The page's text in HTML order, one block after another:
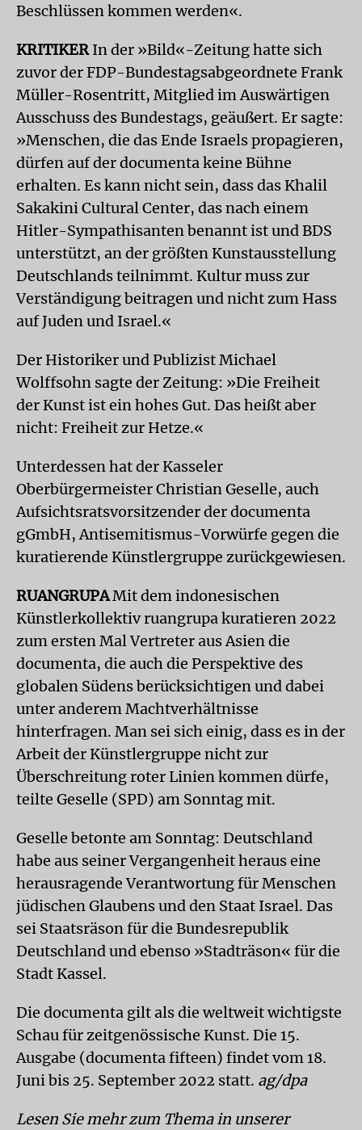
Beschlüssen kommen werden«.
KRITIKERIn der »Bild«-Zeitung hatte sich
zuvor der FDP-Bundestagsabgeordnete Frank
Müller-Rosentritt, Mitglied im Auswärtigen
Ausschuss des Bundestags, geäußert. Er sagte:
»Menschen, die das Ende Israels propagieren,
dürfen auf der documenta keine Bühne
erhalten. Es kann nicht sein, dass das Khalil
Sakakini Cultural Center, das nach einem
Hitler-Sympathisanten benannt ist und BDS
unterstützt, an der größten Kunstausstellung
Deutschlands teilnimmt. Kultur muss zur
Verständigung beitragen und nicht zum Hass
auf Juden und Israel.«
Der Historiker und Publizist Michael
Wolffsohn sagte der Zeitung: »Die Freiheit
der Kunst ist ein hohes Gut. Das heißt aber
nicht: Freiheit zur Hetze.«
Unterdessen hat der Kasseler
Oberbürgermeister Christian Geselle, auch
Aufsichtsratsvorsitzender der documenta
gGmbH, Antisemitismus-Vorwürfe gegen die
kuratierende Künstlergruppe zurückgewiesen.
RUANGRUPAMit dem indonesischen
Künstlerkollektiv ruangrupa kuratieren 2022
zum ersten Mal Vertreter aus Asien die
documenta, die auch die Perspektive des
globalen Südens berücksichtigen und dabei
unter anderem Machtverhältnisse
hinterfragen. Man sei sich einig, dass es in der
Arbeit der Künstlergruppe nicht zur
Überschreitung roter Linien kommen dürfe,
teilte Geselle (SPD) am Sonntag mit.
Geselle betonte am Sonntag: Deutschland
habe aus seiner Vergangenheit heraus eine
herausragende Verantwortung für Menschen
jüdischen Glaubens und den Staat Israel. Das
sei Staatsräson für die Bundesrepublik
Deutschland und ebenso »Stadträson« für die
Stadt Kassel.
Die documenta gilt als die weltweit wichtigste
Schau für zeitgenössische Kunst. Die 15.
Ausgabe (documenta fifteen) findet vom 18.
Juni bis 25. September 2022 statt. ag/dpa
Lesen Sie mehr zum Thema in unserer